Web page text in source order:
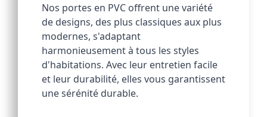
Nos portes en PVC offrent une variété
de designs, des plus classiques aux plus
modernes, s'adaptant
harmonieusement à tous les styles
d'habitations. Avec leur entretien facile
et leur durabilité, elles vous garantissent
une sérénité durable.